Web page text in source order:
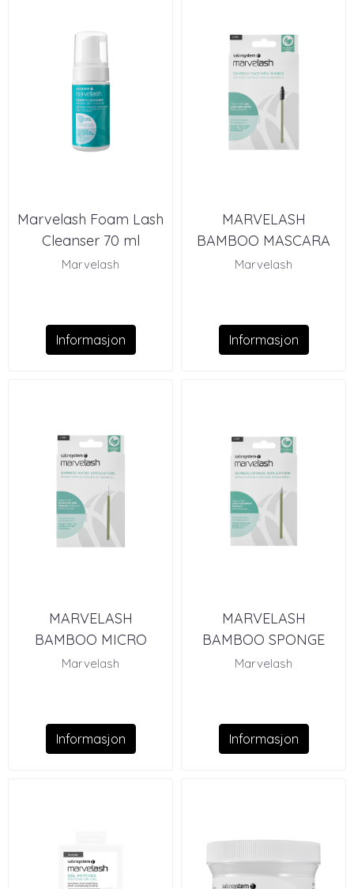
Marvelash Foam Lash
Cleanser 70 ml
Marvelash
Informasjon
MARVELASH
BAMBOO MASCARA
WANDS (X100)
Marvelash
Informasjon
MARVELASH
BAMBOO MICRO
APPLICATORS (X100)
Marvelash
Informasjon
MARVELASH
BAMBOO SPONGE
APPLICATORS (X100)
Marvelash
Informasjon